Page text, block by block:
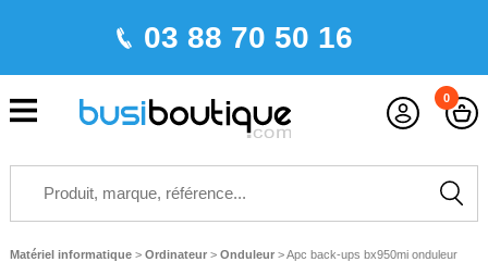
03 88 70 50 16
0
Matériel informatique > Ordinateur > Onduleur>Apc back-ups bx950mi onduleur